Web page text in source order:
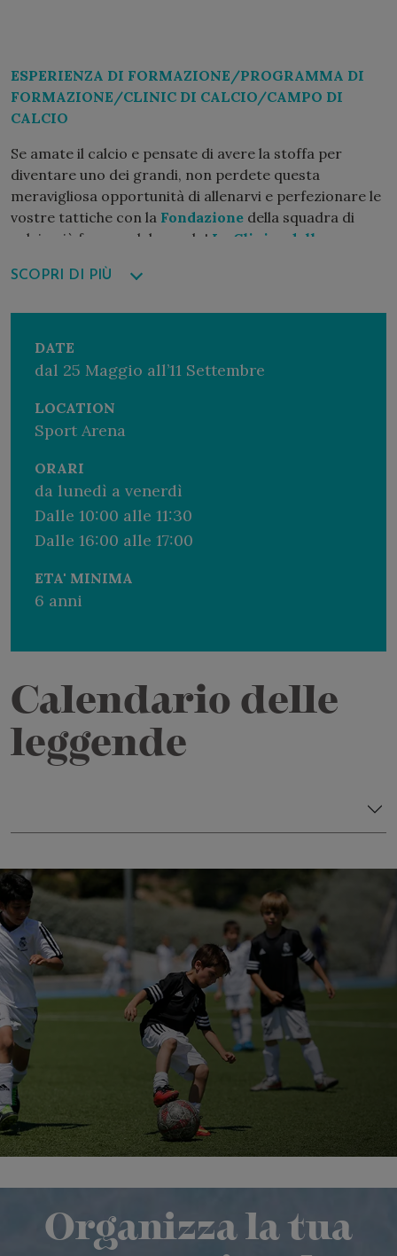
DATE
dal 25 Maggio all’11 Settembre
LOCATION
Sport Arena
ORARI
da lunedì a venerdì
Dalle 10:00 alle 11:30
Dalle 16:00 alle 17:00
ETA' MINIMA
6 anni
SCOPRI DI PIÙ
ESPERIENZA DI FORMAZIONE/PROGRAMMA DI
FORMAZIONE/CLINIC DI CALCIO/CAMPO DI
CALCIO
Se amate il calcio e pensate di avere la stoffa per
diventare uno dei grandi, non perdete questa
meravigliosa opportunità di allenarvi e perfezionare le
vostre tattiche con la Fondazione della squadra di
calcio più famosa del mondo! La Clinica della
programmi di allenamento calcistico per bambini della
Gli allenatori della
aspettano per condividere con voi i loro segreti, le
moderne tecniche di allenamento e l’importanza di
valori come il rispetto, la disciplina e il gioco di
squadra.
Quando ti iscriverai alla clinica, ti verrà consegnato il
nostro fantastico kit.
Se amate il calcio e sognate di vivere una formazione
MADRID… la vostra esperienza calcistica inizia qui!
Per ulteriori informazioni chiama il +39 070 9218818 o
scrivi aholiday@fortevillage.com
Se sei ospite del Resort e desideri prenotare la Sport
Calendario delle
leggende
Organizza la tua